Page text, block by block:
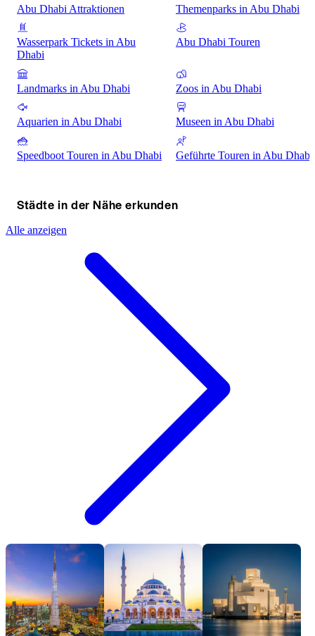
Abu Dhabi Attraktionen Themenparks in Abu Dhabi
Wasserpark Tickets in Abu
Dhabi
Abu Dhabi Touren
Landmarks in Abu Dhabi Zoos in Abu Dhabi
Aquarien in Abu Dhabi Museen in Abu Dhabi
Speedboot Touren in Abu Dhabi Geführte Touren in Abu Dhabi
Städte in der Nähe erkunden
Alle anzeigen